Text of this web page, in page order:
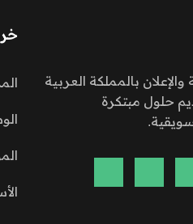
بالمملكة العربية
حلول مبتكرة